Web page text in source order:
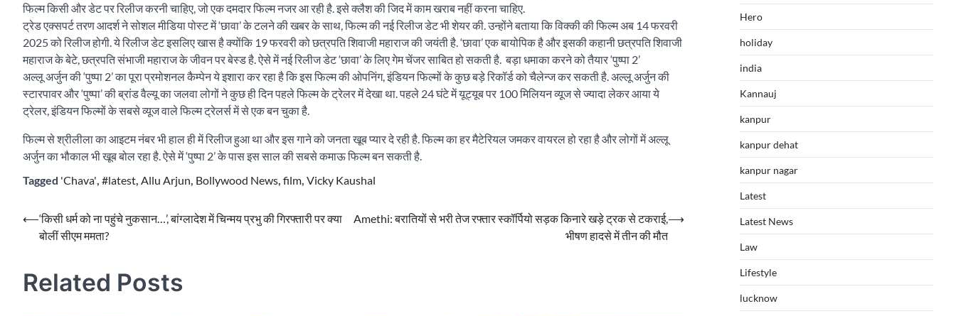
फिल्म किसी और डेट पर रिलीज करनी चाहिए, जो एक दमदार फिल्म नजर आ रही है. इसे क्लैश की जिद में काम खराब नहीं करना चाहिए.
ट्रेड एक्सपर्ट तरण आदर्श ने सोशल मीडिया पोस्ट में ‘छावा’ के टलने की खबर के साथ, फिल्म की नई रिलीज डेट भी शेयर की. उन्होंने बताया कि विक्की की फिल्म अब 14 फरवरी
2025 को रिलीज होगी. ये रिलीज डेट इसलिए खास है क्योंकि 19 फरवरी को छत्रपति शिवाजी महाराज की जयंती है. ‘छावा’ एक बायोपिक है और इसकी कहानी छत्रपति शिवाजी
महाराज के बेटे, छत्रपति संभाजी महाराज के जीवन पर बेस्ड है. ऐसे में नई रिलीज डेट ‘छावा’ के लिए गेम चेंजर साबित हो सकती है. बड़ा धमाका करने को तैयार ‘पुष्पा 2’
अल्लू अर्जुन की ‘पुष्पा 2’ का पूरा प्रमोशनल कैम्पेन ये इशारा कर रहा है कि इस फिल्म की ओपनिंग, इंडियन फिल्मों के कुछ बड़े रिकॉर्ड को चैलेन्ज कर सकती है. अल्लू अर्जुन की
स्टारपावर और ‘पुष्पा’ की ब्रांड वैल्यू का जलवा लोगों ने कुछ ही दिन पहले फिल्म के ट्रेलर में देखा था. पहले 24 घंटे में यूट्यूब पर 100 मिलियन व्यूज से ज्यादा लेकर आया ये
ट्रेलर, इंडियन फिल्मों के सबसे व्यूज वाले फिल्म ट्रेलर्स में से एक बन चुका है.
फिल्म से श्रीलीला का आइटम नंबर भी हाल ही में रिलीज हुआ था और इस गाने को जनता खूब प्यार दे रही है. फिल्म का हर मैटेरियल जमकर वायरल हो रहा है और लोगों में अल्लू
अर्जुन का भौकाल भी खूब बोल रहा है. ऐसे में ‘पुष्पा 2’ के पास इस साल की सबसे कमाऊ फिल्म बन सकती है.
Tagged 'Chava', #latest, Allu Arjun, Bollywood News, film, Vicky Kaushal
Post
navigation
⟵‘किसी धर्म को ना पहुंचे नुकसान…’, बांग्लादेश में चिन्मय प्रभु की गिरफ्तारी पर क्या
बोलीं सीएम ममता?
Amethi: बरातियों से भरी तेज रफ्तार स्कॉर्पियो सड़क किनारे खड़े ट्रक से टकराई,
भीषण हादसे में तीन की मौत
⟶
Related Posts
Hero
holiday
india
Kannauj
kanpur
kanpur dehat
kanpur nagar
Latest
Latest News
Law
Lifestyle
lucknow